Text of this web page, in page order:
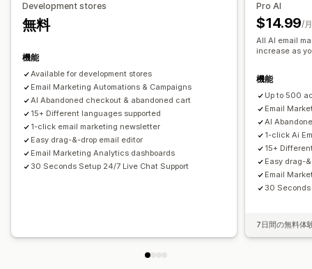
表示オプション
カスタムクーポンコード
カスタマイズ可能なウィジェット
ターゲティングルール 操作動向の追跡
ウェルカムメール フォローアップメール
値下げ通知メール
再入荷通知メール
カスタムキャンペーン
キャンペーン管理
編集ツール テンプレート AI生成 翻訳
カスタムコード
カスタムフォント
インポートとエクスポート メールドメイン
メールアドレスの収集リスト
SMSの収集リスト
Development stores
無料
機能
Available for development stores
Email Marketing Automations & Campaigns
AI Abandoned checkout & abandoned cart
15+ Different languages supported
1-click email marketing newsletter
Easy drag-&-drop email editor
Email Marketing Analytics dashboards
30 Seconds Setup 24/7 Live Chat Support
Pro AI
$14.99/
All AI email
increase as
機能
Up to 500
Email
AI
1-click Ai
15+
Easy drag-
Email
30
7日間の無料体